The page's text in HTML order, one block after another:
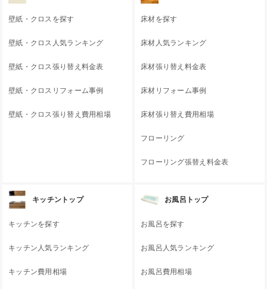
壁紙・クロスを探す
壁紙・クロス人気ランキング
壁紙・クロス張り替え料金表
壁紙・クロスリフォーム事例
壁紙・クロス張り替え費用相場
床材を探す
床材人気ランキング
床材張り替え料金表
床材リフォーム事例
床材張り替え費用相場
フローリング
フローリング張替え料金表
キッチントップ
キッチンを探す
キッチン人気ランキング
キッチン費用相場
お風呂トップ
お風呂を探す
お風呂人気ランキング
お風呂費用相場